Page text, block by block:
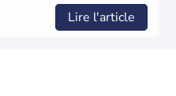
Lire l'article